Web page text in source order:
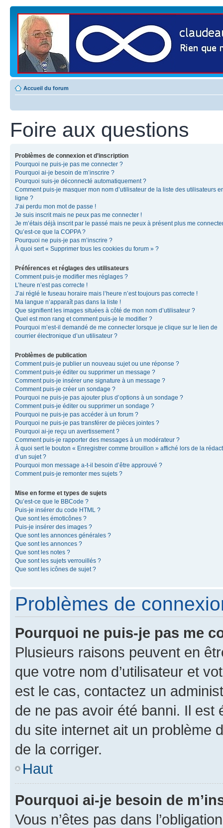
Accueil du forum
Foire aux questions
Problèmes de connexion et d’inscription
Pourquoi ne puis-je pas me connecter ?
Pourquoi ai-je besoin de m’inscrire ?
Pourquoi suis-je déconnecté automatiquement ?
Comment puis-je masquer mon nom d’utilisateur de la liste des utilisateurs
ligne ?
J’ai perdu mon mot de passe !
Je suis inscrit mais ne peux pas me connecter !
Je m’étais déjà inscrit par le passé mais ne peux à présent plus me
Qu’est-ce que la COPPA ?
Pourquoi ne puis-je pas m’inscrire ?
À quoi sert « Supprimer tous les cookies du forum » ?
Préférences et réglages des utilisateurs
Comment puis-je modifier mes réglages ?
L’heure n’est pas correcte !
J’ai réglé le fuseau horaire mais l’heure n’est toujours pas correcte !
Ma langue n’apparaît pas dans la liste !
Que signifient les images situées à côté de mon nom d’utilisateur ?
Quel est mon rang et comment puis-je le modifier ?
Pourquoi m’est-il demandé de me connecter lorsque je clique sur le lien de
courrier électronique d’un utilisateur ?
Problèmes de publication
Comment puis-je publier un nouveau sujet ou une réponse ?
Comment puis-je éditer ou supprimer un message ?
Comment puis-je insérer une signature à un message ?
Comment puis-je créer un sondage ?
Pourquoi ne puis-je pas ajouter plus d’options à un sondage ?
Comment puis-je éditer ou supprimer un sondage ?
Pourquoi ne puis-je pas accéder à un forum ?
Pourquoi ne puis-je pas transférer de pièces jointes ?
Pourquoi ai-je reçu un avertissement ?
Comment puis-je rapporter des messages à un modérateur ?
À quoi sert le bouton « Enregistrer comme brouillon » affiché lors de la
d’un sujet ?
Pourquoi mon message a-t-il besoin d’être approuvé ?
Comment puis-je remonter mes sujets ?
Mise en forme et types de sujets
Qu’est-ce que le BBCode ?
Puis-je insérer du code HTML ?
Que sont les émoticônes ?
Puis-je insérer des images ?
Que sont les annonces générales ?
Que sont les annonces ?
Que sont les notes ?
Que sont les sujets verrouillés ?
Que sont les icônes de sujet ?
Problèmes de
Pourquoi ne puis-je pas me
Plusieurs raisons peuvent en
que votre nom d’utilisateur et
est le cas, contactez un
de ne pas avoir été banni. Il est
du site internet ait un problème
de la corriger.
Haut
Pourquoi ai-je besoin de
Vous n’êtes pas dans